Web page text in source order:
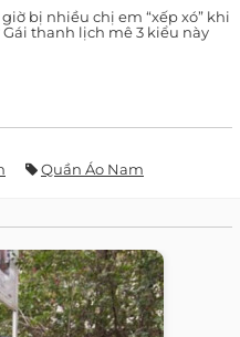
bị nhiều chị em “xếp xó” khi
thanh lịch mê 3 kiểu này
Quần Áo Nam